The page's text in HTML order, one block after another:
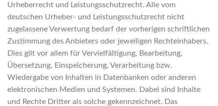
Urheberrecht und Leistungsschutzrecht. Alle vom
deutschen Urheber- und Leistungsschutzrecht nicht
zugelassene Verwertung bedarf der vorherigen schriftlichen
Zustimmung des Anbieters oder jeweiligen Rechteinhabers.
Dies gilt vor allem für Vervielfältigung, Bearbeitung,
Übersetzung, Einspeicherung, Verarbeitung bzw.
Wiedergabe von Inhalten in Datenbanken oder anderen
elektronischen Medien und Systemen. Dabei sind Inhalte
und Rechte Dritter als solche gekennzeichnet. Das